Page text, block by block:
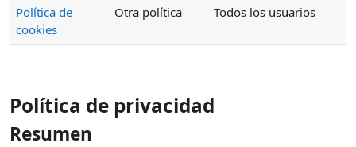
Política de
cookies
Otra política Todos los usuarios
Política de privacidad
Resumen